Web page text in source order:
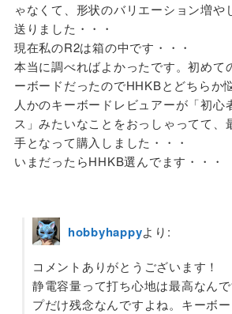
ゃなくて、形状のバリエーション増や
送りました・・・
現在私のR2は箱の中です・・・
本当に調べればよかったです。初めて
ーボードだったのでHHKBとどちらか
人かのキーボードレビュアーが「初心
ス」みたいなことをおっしゃってて、
手となって購入しました・・・
いまだったらHHKB選んでます・・・
hobbyhappyより:
コメントありがとうございます！
静電容量って打ち心地は最高なん
プだけ残念なんですよね。キーボ